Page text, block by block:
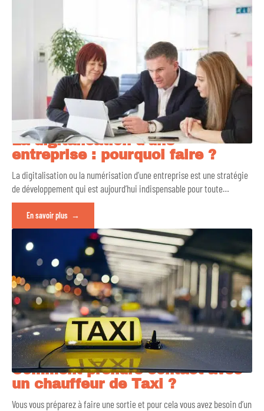
La digitalisation d’une
entreprise : pourquoi faire ?
La digitalisation ou la numérisation d’une entreprise est une stratégie
de développement qui est aujourd’hui indispensable pour toute…
En savoir plus
Comment prendre contact avec
un chauffeur de Taxi ?
Vous vous préparez à faire une sortie et pour cela vous avez besoin d’un